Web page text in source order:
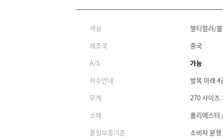
색상
멀티컬러/
제조국
중국
A/S
가능
자수안내
발목 아래 4
무게
270 사이즈
소재
폴리에스터
품질보증기준
소비자 분